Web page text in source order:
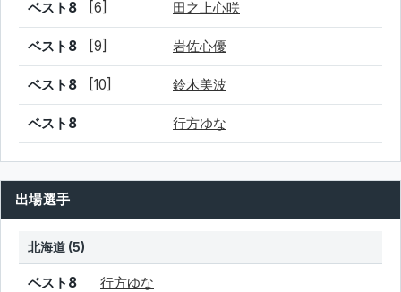
ベスト8 [6] 田之上心咲
ベスト8 [9] 岩佐心優
ベスト8 [10] 鈴木美波
ベスト8 行方ゆな
出場選手
北海道 (5)
結果 シード 選手名
ベスト8 行方ゆな